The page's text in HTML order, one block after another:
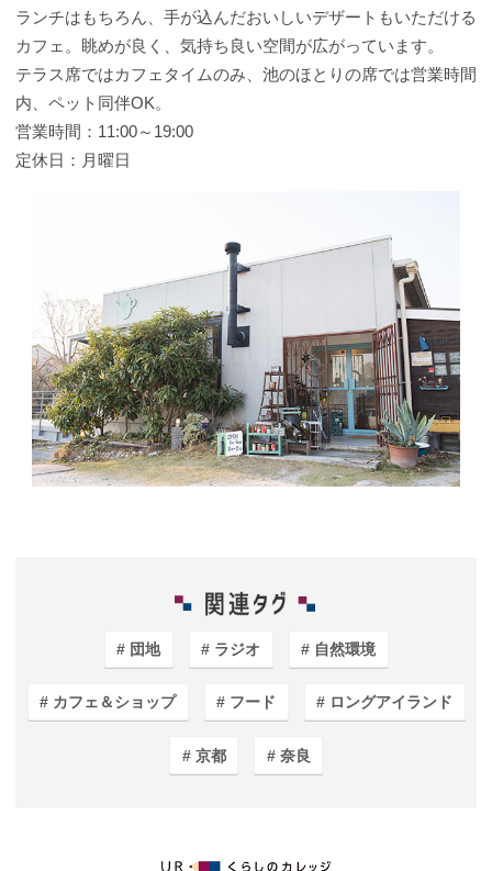
ランチはもちろん、手が込んだおいしいデザートもいただける
カフェ。眺めが良く、気持ち良い空間が広がっています。
テラス席ではカフェタイムのみ、池のほとりの席では営業時間
内、ペット同伴OK。
営業時間：11:00～19:00
定休日：月曜日
団地 ラジオ 自然環境
カフェ＆ショップ フード ロングアイランド
京都 奈良